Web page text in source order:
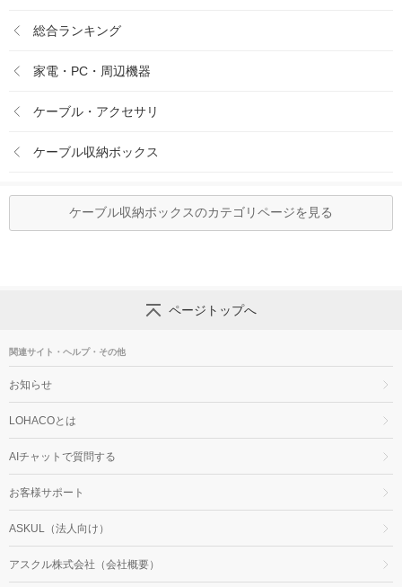
総合ランキング
家電・PC・周辺機器
ケーブル・アクセサリ
ケーブル収納ボックス
ケーブル収納ボックスのカテゴリページを見る
ページトップへ
関連サイト・ヘルプ・その他
お知らせ
LOHACOとは
AIチャットで質問する
お客様サポート
ASKUL（法人向け）
アスクル株式会社（会社概要）